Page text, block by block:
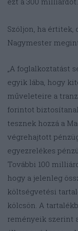
Szóljon, ha értitek,
Nagymester
„A foglalkoztatást
egyik lába, hogy
műveleteire a
forintot
tesznek hozzá a
végrehajtott
egyezrelékes
További 100
hogy a jelenleg
költségvetési
kölcsön. A
reményeik szerint